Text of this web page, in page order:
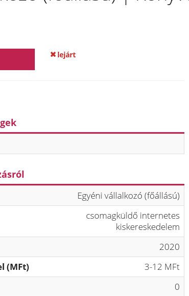
lejárt
Egyéni vállalkozó (főállású)
csomagküldő internetes
kiskereskedelem
2020
(MFt)
3-12 MFt
0